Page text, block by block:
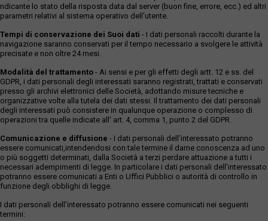
ndicante lo stato della risposta data dal server (buon fine, errore, ecc.) ed altri
parametri relativi al sistema operativo dell'utente.
Tempi di conservazione dei Suoi dati - I dati personali raccolti durante la
navigazione saranno conservati per il tempo necessario a svolgere le attività
precisate e non oltre 24 mesi.
Modalità del trattamento - Ai sensi e per gli effetti degli artt. 12 e ss. del
GDPR, i dati personali degli interessati saranno registrati, trattati e conservati
presso gli archivi elettronici delle Società, adottando misure tecniche e
organizzative volte alla tutela dei dati stessi. Il trattamento dei dati personali
degli interessati può consistere in qualunque operazione o complesso di
operazioni tra quelle indicate all' art. 4, comma 1, punto 2 del GDPR.
Comunicazione e diffusione - I dati personali dell’interessato potranno
essere comunicati,intendendosi con tale termine il darne conoscenza ad uno
o più soggetti determinati, dalla Società a terzi perdare attuazione a tutti i
necessari adempimenti di legge. In particolare i dati personali dell’interessato
potranno essere comunicati a Enti o Uffici Pubblici o autorità di controllo in
funzione degli obblighi di legge.
I dati personali dell’interessato potranno essere comunicati nei seguenti
termini: